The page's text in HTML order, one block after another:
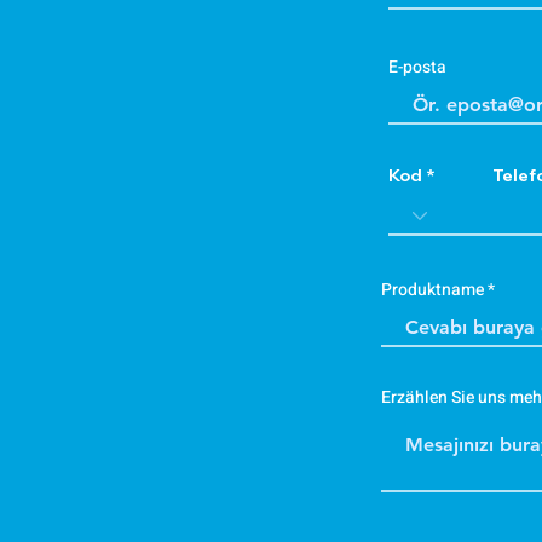
E-posta
Kod
Produktname
Erzählen Sie uns